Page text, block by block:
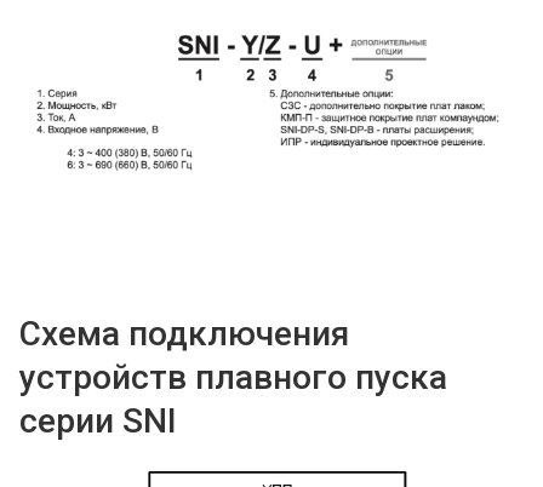
Схема подключения
устройств плавного пуска
серии SNI